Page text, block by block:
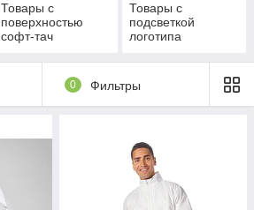
Товары с
поверхностью
софт-тач
Товары с
подсветкой
логотипа
0 Фильтры